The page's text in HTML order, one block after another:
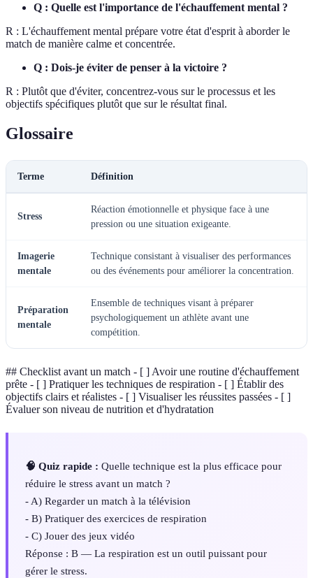
Q : Quelle est l'importance de l'échauffement mental ?
R : L'échauffement mental prépare votre état d'esprit à aborder le
match de manière calme et concentrée.
Q : Dois-je éviter de penser à la victoire ?
R : Plutôt que d'éviter, concentrez-vous sur le processus et les
objectifs spécifiques plutôt que sur le résultat final.
Glossaire
Terme Définition
Stress
Réaction émotionnelle et physique face à une
pression ou une situation exigeante.
Imagerie
mentale
Technique consistant à visualiser des performances
ou des événements pour améliorer la concentration.
Préparation
mentale
Ensemble de techniques visant à préparer
psychologiquement un athlète avant une
compétition.
## Checklist avant un match - [ ] Avoir une routine d'échauffement
prête - [ ] Pratiquer les techniques de respiration - [ ] Établir des
objectifs clairs et réalistes - [ ] Visualiser les réussites passées - [ ]
Évaluer son niveau de nutrition et d'hydratation
🧠 Quiz rapide : Quelle technique est la plus efficace pour
réduire le stress avant un match ?
- A) Regarder un match à la télévision
- B) Pratiquer des exercices de respiration
- C) Jouer des jeux vidéo
Réponse : B — La respiration est un outil puissant pour
gérer le stress.